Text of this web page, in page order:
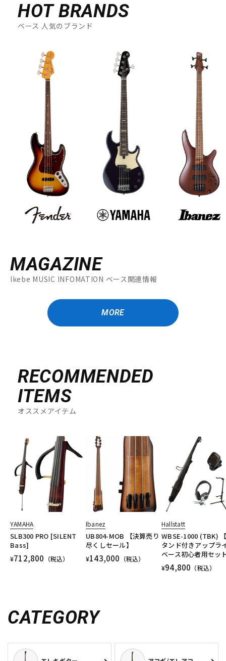
配信/ライブ機器
中古
HOT BRANDS
ベース 人気のブランド
MAGAZINE
Ikebe MUSIC INFOMATION ベース関連情報
MORE
RECOMMENDED
ITEMS
オススメアイテム
YAMAHA
SLB300 PRO [SILENT
Bass]
¥712,800 （税込）
Ibanez
UB804-MOB 【決算売り
尽くしセール】
¥143,000 （税込）
Hallstatt
WBSE-1000 (TBK)
タンド付きアップラ
ベース初心者用セッ
¥94,800 （税込）
CATEGORY